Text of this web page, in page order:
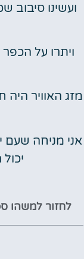
ויתרו על
מזג האוויר
אני מניחה שעם
לחזור למשהו